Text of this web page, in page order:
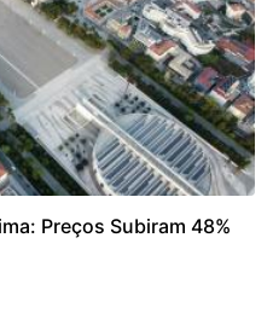
Preços Subiram 48%